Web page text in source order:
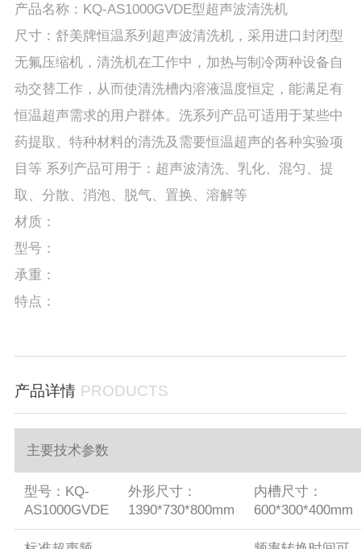
产品名称：KQ-AS1000GVDE型超声波清洗机
尺寸：舒美牌恒温系列超声波清洗机，采用进口封闭型
无氟压缩机，清洗机在工作中，加热与制冷两种设备自
动交替工作，从而使清洗槽内溶液温度恒定，能满足有
恒温超声需求的用户群体。洗系列产品可适用于某些中
药提取、特种材料的清洗及需要恒温超声的各种实验项
目等 系列产品可用于：超声波清洗、乳化、混匀、提
取、分散、消泡、脱气、置换、溶解等
材质：
型号：
承重：
特点：
产品详情 PRODUCTS
主要技术参数
型号：KQ-
AS1000GVDE
外形尺寸：
1390*730*800mm
内槽尺寸：
600*300*400mm